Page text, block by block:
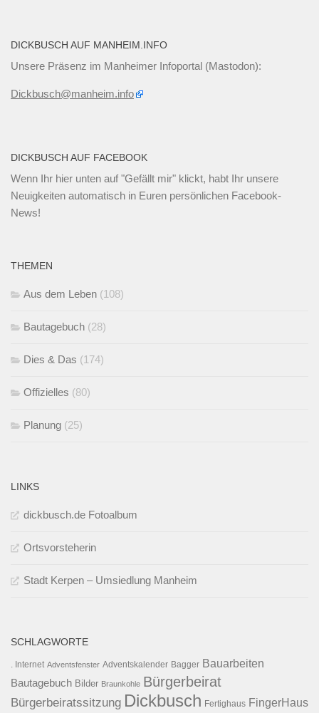
DICKBUSCH AUF MANHEIM.INFO
Unsere Präsenz im Manheimer Infoportal (Mastodon):
Dickbusch@manheim.info
DICKBUSCH AUF FACEBOOK
Wenn Ihr hier unten auf "Gefällt mir" klickt, habt Ihr unsere
Neuigkeiten automatisch in Euren persönlichen Facebook-
News!
THEMEN
Aus dem Leben (108)
Bautagebuch (28)
Dies & Das (174)
Offizielles (80)
Planung (25)
LINKS
dickbusch.de Fotoalbum
Ortsvorsteherin
Stadt Kerpen – Umsiedlung Manheim
SCHLAGWORTE
. Internet Adventsfenster Adventskalender Bagger Bauarbeiten
Bautagebuch Bilder Braunkohle Bürgerbeirat
Bürgerbeiratssitzung Dickbusch Fertighaus FingerHaus